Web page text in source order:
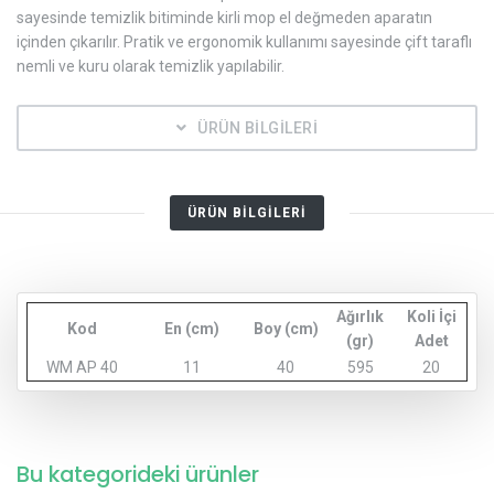
sayesinde temizlik bitiminde kirli mop el değmeden aparatın
içinden çıkarılır. Pratik ve ergonomik kullanımı sayesinde çift taraflı
nemli ve kuru olarak temizlik yapılabilir.
ÜRÜN BİLGİLERİ
ÜRÜN BİLGİLERİ
Kod En (cm) Boy (cm)
Ağırlık
(gr)
Koli İçi
Adet
WM AP 40
11 40 595 20
Bu kategorideki ürünler